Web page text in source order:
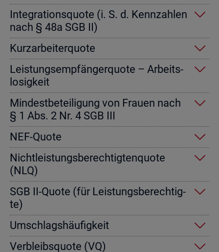
In­te­gra­ti­ons­quo­te (i. S. d. Kenn­zah­len
nach § 48a SGB II)
Kurz­ar­bei­ter­quo­te
Leis­tungs­emp­fän­ger­quo­te – Ar­beits­
lo­sig­keit
Min­dest­be­tei­li­gung von Frau­en nach
§ 1 Abs. 2 Nr. 4 SGB III
NEF-Quote
Nicht­leis­tungs­be­rech­tig­ten­quo­te
(NLQ)
SGB II-Quote (für Leis­tungs­be­rech­tig­
te)
Um­schlags­häu­fig­keit
Ver­bleibs­quo­te (VQ)